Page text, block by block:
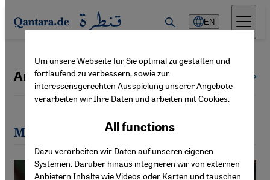
Direkt zum Inhalt springen
EN
Annette Weber
Most recent articles by Annette Weber
Um unsere Webseite für Sie optimal zu gestalten und
fortlaufend zu verbessern, sowie zur
interessensgerechten Ausspielung unserer Angebote
verarbeiten wir Ihre Daten und arbeiten mit Cookies.
All functions
Dazu verarbeiten wir Daten auf unseren eigenen
Systemen. Darüber hinaus integrieren wir von externen
Anbietern Inhalte wie Videos oder Karten und tauschen